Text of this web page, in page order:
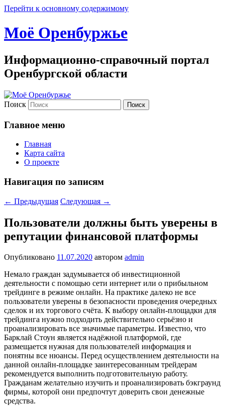
Перейти к основному содержимому
Моё Оренбуржье
Информационно-справочный портал
Оренбургской области
Поиск
Главное меню
Главная
Карта сайта
О проекте
Навигация по записям
← Предыдущая Следующая →
Пользователи должны быть уверены в
репутации финансовой платформы
Опубликовано 11.07.2020 автором admin
Немало граждан задумывается об инвестиционной
деятельности с помощью сети интернет или о прибыльном
трейдинге в режиме онлайн. На практике далеко не все
пользователи уверены в безопасности проведения очередных
сделок и их торгового счёта. К выбору онлайн-площадки для
трейдинга нужно подходить действительно серьёзно и
проанализировать все значимые параметры. Известно, что
Барклай Стоун является надёжной платформой, где
размещается нужная для пользователей информация и
понятны все нюансы. Перед осуществлением деятельности на
данной онлайн-площадке заинтересованным трейдерам
рекомендуется выполнить подготовительную работу.
Гражданам желательно изучить и проанализировать бэкграунд
фирмы, которой они предпочтут доверить свои денежные
средства.